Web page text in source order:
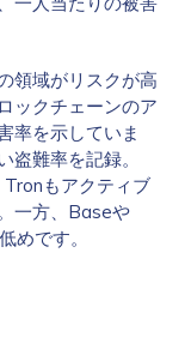
領域がリスクが高
ックチェーンのア
率を示していま
難率を記録。
もアクティブ
一方、Baseや
めです。